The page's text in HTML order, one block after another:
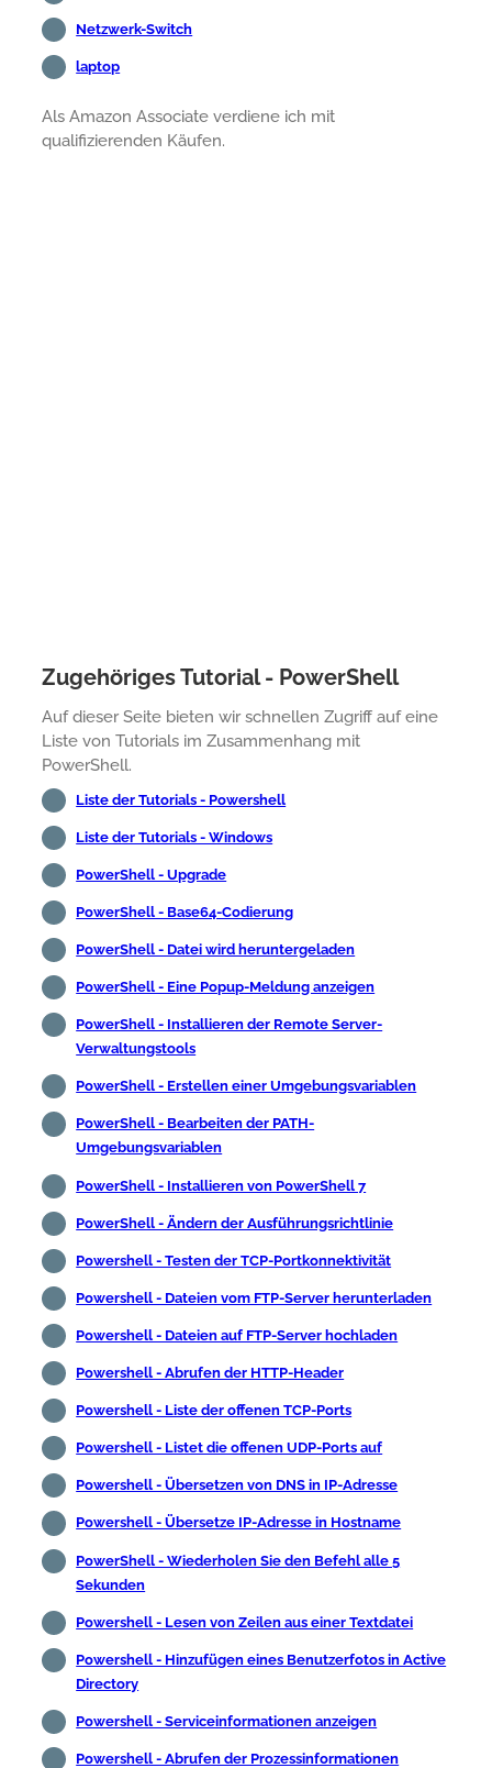
Netzwerk-Switch
laptop
Als Amazon Associate verdiene ich mit
qualifizierenden Käufen.
Zugehöriges Tutorial - PowerShell
Auf dieser Seite bieten wir schnellen Zugriff auf eine
Liste von Tutorials im Zusammenhang mit
PowerShell.
Liste der Tutorials - Powershell
Liste der Tutorials - Windows
PowerShell - Upgrade
PowerShell - Base64-Codierung
PowerShell - Datei wird heruntergeladen
PowerShell - Eine Popup-Meldung anzeigen
PowerShell - Installieren der Remote Server-
Verwaltungstools
PowerShell - Erstellen einer Umgebungsvariablen
PowerShell - Bearbeiten der PATH-
Umgebungsvariablen
PowerShell - Installieren von PowerShell 7
PowerShell - Ändern der Ausführungsrichtlinie
Powershell - Testen der TCP-Portkonnektivität
Powershell - Dateien vom FTP-Server herunterladen
Powershell - Dateien auf FTP-Server hochladen
Powershell - Abrufen der HTTP-Header
Powershell - Liste der offenen TCP-Ports
Powershell - Listet die offenen UDP-Ports auf
Powershell - Übersetzen von DNS in IP-Adresse
Powershell - Übersetze IP-Adresse in Hostname
PowerShell - Wiederholen Sie den Befehl alle 5
Sekunden
Powershell - Lesen von Zeilen aus einer Textdatei
Powershell - Hinzufügen eines Benutzerfotos in Active
Directory
Powershell - Serviceinformationen anzeigen
Powershell - Abrufen der Prozessinformationen